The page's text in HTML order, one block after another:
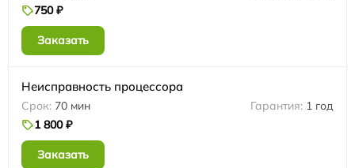
750 ₽
Заказать
Неисправность процессора
70 мин
1 год
1 800 ₽
Заказать